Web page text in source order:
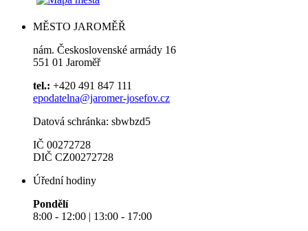
MĚSTO JAROMĚŘ
nám. Československé armády 16
551 01 Jaroměř
tel.: +420 491 847 111
epodatelna@jaromer-josefov.cz
Datová schránka: sbwbzd5
IČ 00272728
DIČ CZ00272728
Úřední hodiny
Pondělí
8:00 - 12:00 | 13:00 - 17:00